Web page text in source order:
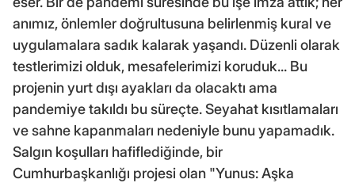
anımız, önlemler doğrultusuna belirlenmiş kural ve
uygulamalara sadık kalarak yaşandı. Düzenli olarak
testlerimizi olduk, mesafelerimizi koruduk... Bu
projenin yurt dışı ayakları da olacaktı ama
pandemiye takıldı bu süreçte. Seyahat kısıtlamaları
ve sahne kapanmaları nedeniyle bunu yapamadık.
Salgın koşulları hafiflediğinde, bir
Cumhurbaşkanlığı projesi olan "Yunus: Aşka